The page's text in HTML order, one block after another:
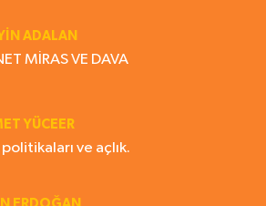
ADALAN
MİRAS VE DAVA
YÜCEER
politikaları ve açlık.